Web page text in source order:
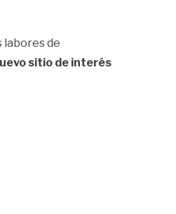
labores de
sitio de interés